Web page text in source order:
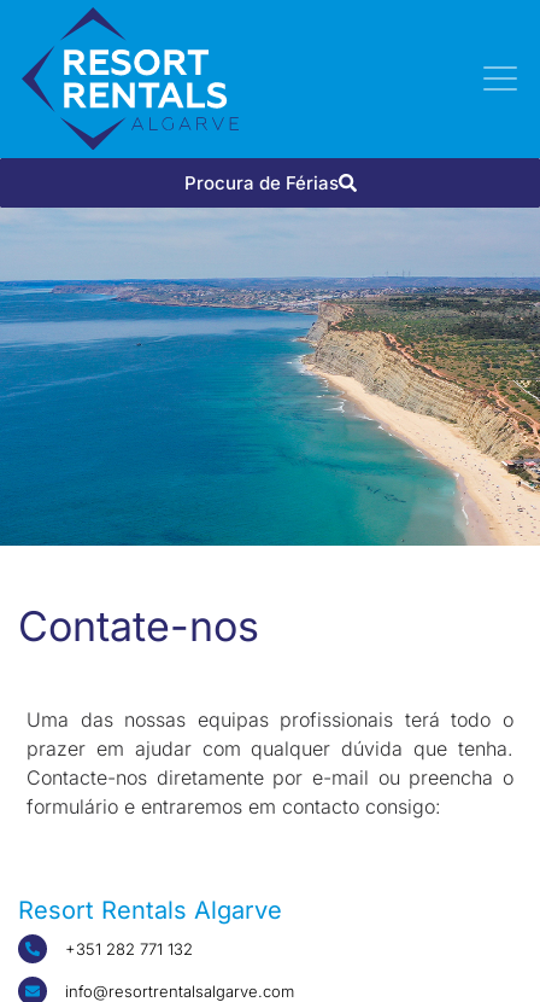
Procura de Férias
Contate-nos
Uma das nossas equipas profissionais terá todo o
prazer em ajudar com qualquer dúvida que tenha.
Contacte-nos diretamente por e-mail ou preencha o
formulário e entraremos em contacto consigo:
Resort Rentals Algarve
+351 282 771 132
info@resortrentalsalgarve.com